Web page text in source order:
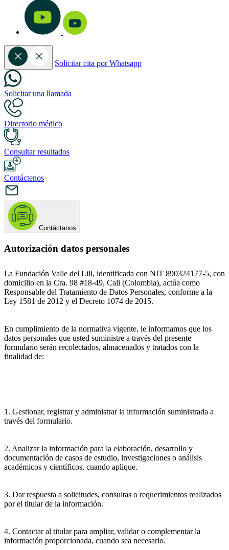
Solicitar cita por Whatsapp
Solicitar una llamada
Directorio médico
Consultar resultados
Contáctenos
Contáctanos
Autorización datos personales
La Fundación Valle del Lili, identificada con NIT 890324177-5, con
domicilio en la Cra. 98 #18-49, Cali (Colombia), actúa como
Responsable del Tratamiento de Datos Personales, conforme a la
Ley 1581 de 2012 y el Decreto 1074 de 2015.
En cumplimiento de la normativa vigente, le informamos que los
datos personales que usted suministre a través del presente
formulario serán recolectados, almacenados y tratados con la
finalidad de:
1. Gestionar, registrar y administrar la información suministrada a
través del formulario.
2. Analizar la información para la elaboración, desarrollo y
documentación de casos de estudio, investigaciones o análisis
académicos y científicos, cuando aplique.
3. Dar respuesta a solicitudes, consultas o requerimientos realizados
por el titular de la información.
4. Contactar al titular para ampliar, validar o complementar la
información proporcionada, cuando sea necesario.